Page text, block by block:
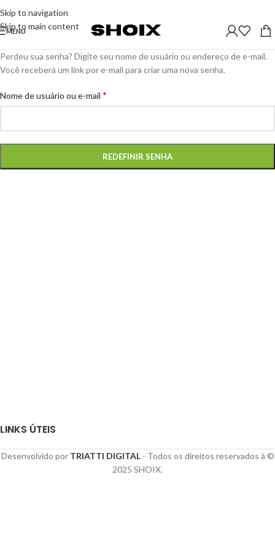
Skip to navigation
Skip to main content
MENU
Perdeu sua senha? Digite seu nome de usuário ou endereço de e-mail.
Você receberá um link por e-mail para criar uma nova senha.
Nome de usuário ou e-mail *
REDEFINIR SENHA
LINKS ÚTEIS
Desenvolvido por TRIATTI DIGITAL- Todos os direitos reservados à ©
2025 SHOIX.